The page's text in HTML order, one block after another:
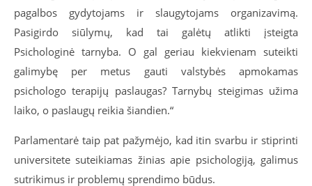
pagalbos gydytojams ir slaugytojams organizavimą.
Pasigirdo siūlymų, kad tai galėtų atlikti įsteigta
Psichologinė tarnyba. O gal geriau kiekvienam suteikti
galimybę per metus gauti valstybės apmokamas
psichologo terapijų paslaugas? Tarnybų steigimas užima
laiko, o paslaugų reikia šiandien.“
Parlamentarė taip pat pažymėjo, kad itin svarbu ir stiprinti
universitete suteikiamas žinias apie psichologiją, galimus
sutrikimus ir problemų sprendimo būdus.